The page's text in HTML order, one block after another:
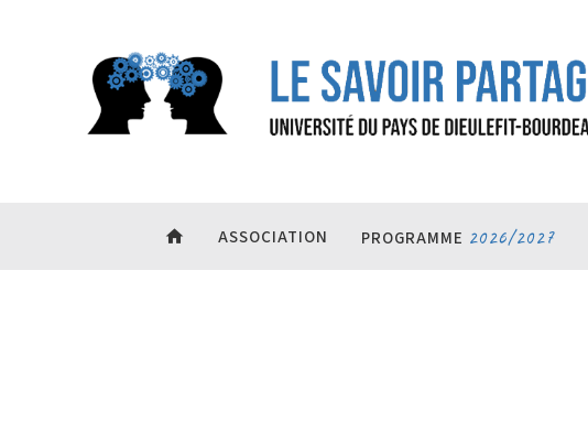
home ASSOCIATION PROGRAMME 2026/2027